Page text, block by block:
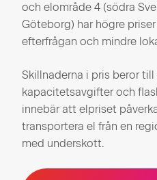
och elområde 4 (södra
Göteborg) har högre
efterfrågan och mindre
Skillnaderna i pris beror
kapacitetsavgifter och
innebär att elpriset
transportera el från en
med underskott.